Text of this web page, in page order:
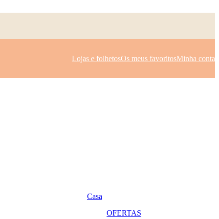
Lojas e folhetosOs meus favoritosMinha conta
Casa
OFERTAS